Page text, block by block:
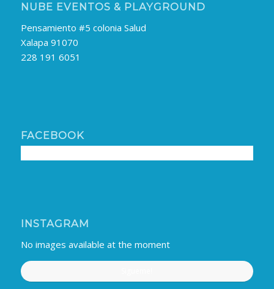
NUBE EVENTOS & PLAYGROUND
Pensamiento #5 colonia Salud
Xalapa 91070
228 191 6051
FACEBOOK
INSTAGRAM
No images available at the moment